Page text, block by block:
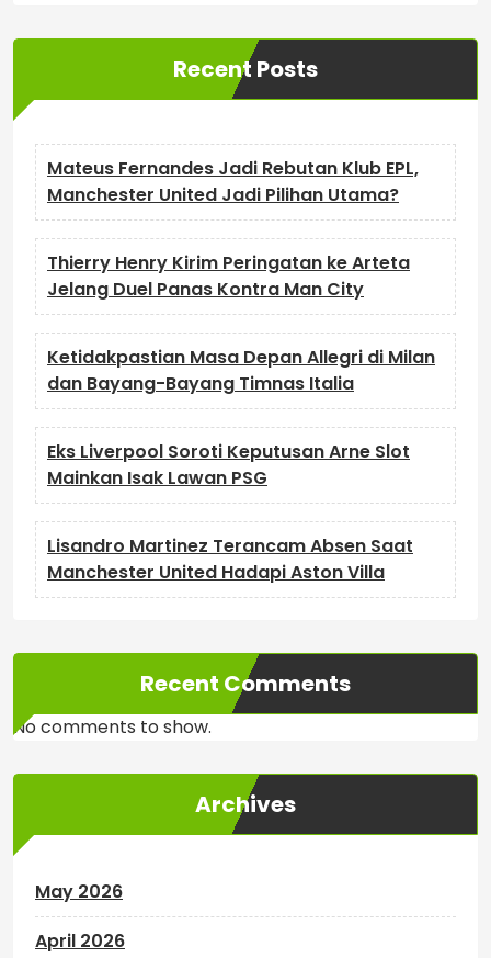
Recent Posts
Mateus Fernandes Jadi Rebutan Klub EPL,
Manchester United Jadi Pilihan Utama?
Thierry Henry Kirim Peringatan ke Arteta
Jelang Duel Panas Kontra Man City
Ketidakpastian Masa Depan Allegri di Milan
dan Bayang-Bayang Timnas Italia
Eks Liverpool Soroti Keputusan Arne Slot
Mainkan Isak Lawan PSG
Lisandro Martinez Terancam Absen Saat
Manchester United Hadapi Aston Villa
Recent Comments
No comments to show.
Archives
May 2026
April 2026